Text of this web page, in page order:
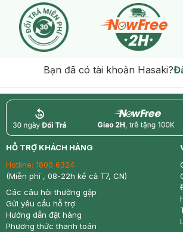
Bạn đã có tài khoản Hasaki?
return nowfree
HỖ TRỢ KHÁCH HÀNG
Hotline: 1800 6324
(Miễn phí , 08-22h kể cả T7, CN)
Các câu hỏi thường gặp
Gửi yêu cầu hỗ trợ
Hướng dẫn đặt hàng
Phương thức thanh toán